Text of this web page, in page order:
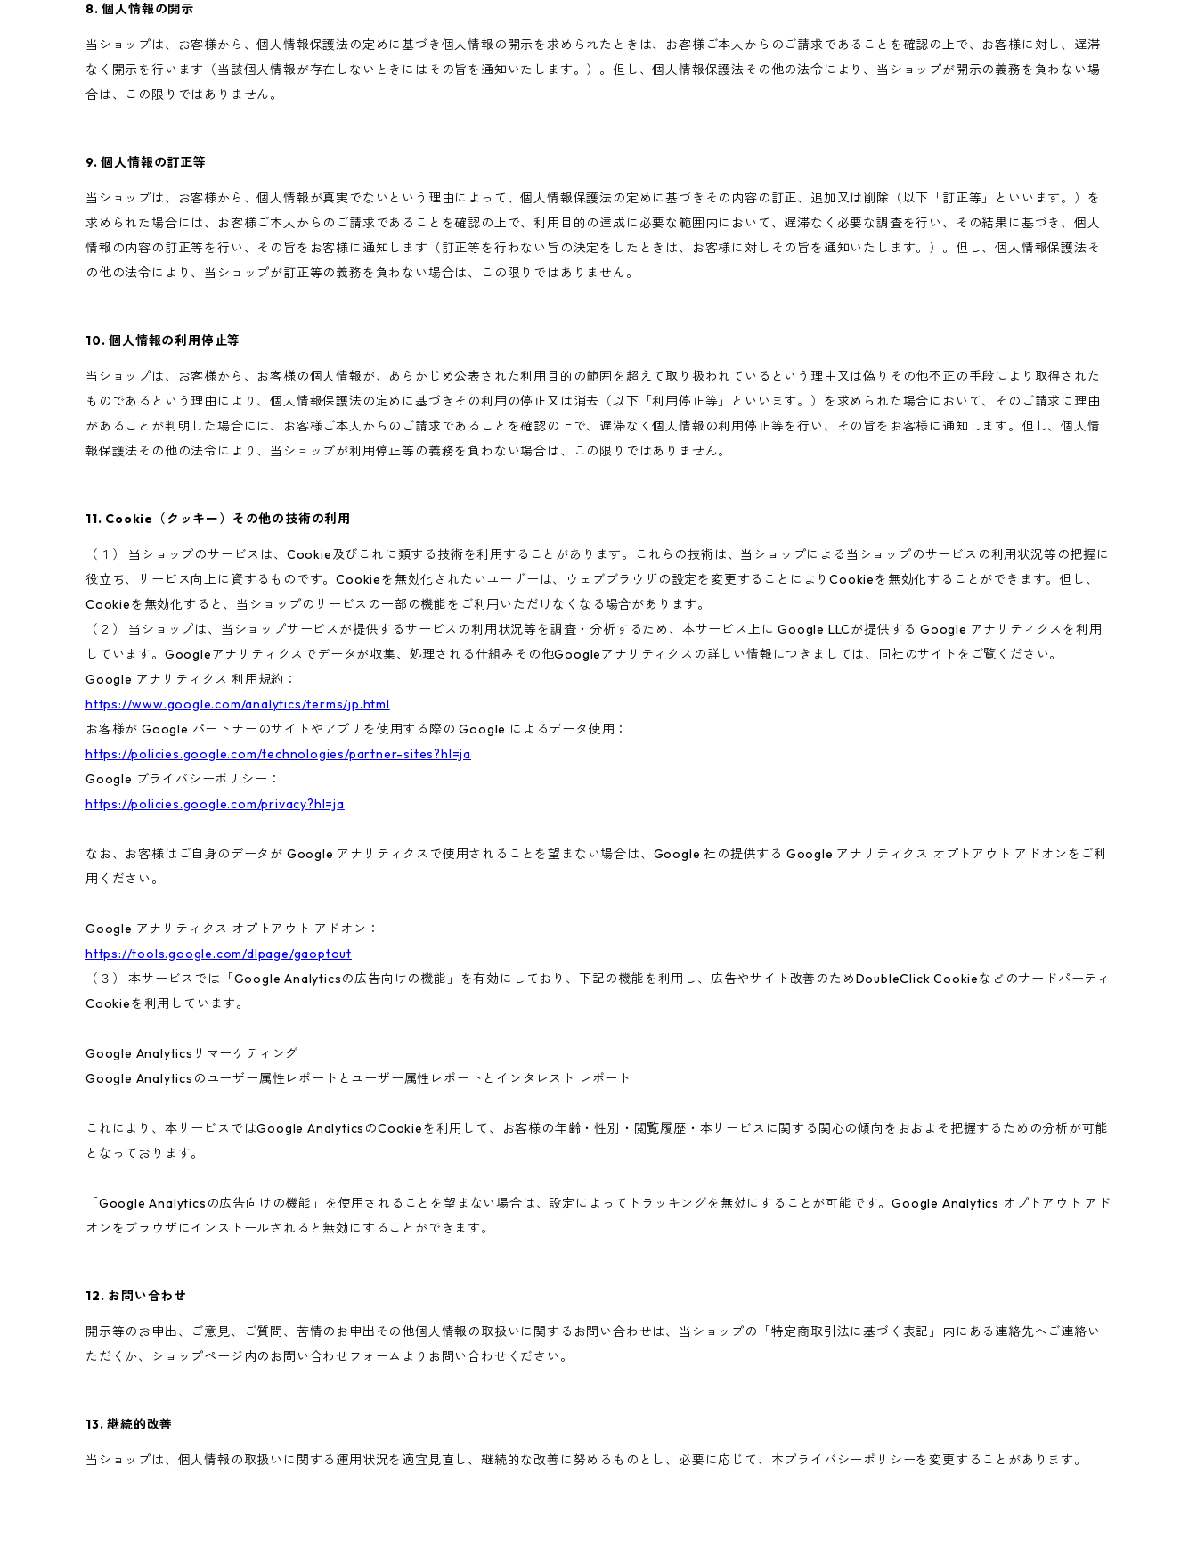
8. 個人情報の開示
当ショップは、お客様から、個人情報保護法の定めに基づき個人情報の開示を求められたときは、お客様ご本人からのご請求であることを確認の上で、お客様に対し、遅滞
なく開示を行います（当該個人情報が存在しないときにはその旨を通知いたします。）。但し、個人情報保護法その他の法令により、当ショップが開示の義務を負わない場
合は、この限りではありません。
9. 個人情報の訂正等
当ショップは、お客様から、個人情報が真実でないという理由によって、個人情報保護法の定めに基づきその内容の訂正、追加又は削除（以下「訂正等」といいます。）を
求められた場合には、お客様ご本人からのご請求であることを確認の上で、利用目的の達成に必要な範囲内において、遅滞なく必要な調査を行い、その結果に基づき、個人
情報の内容の訂正等を行い、その旨をお客様に通知します（訂正等を行わない旨の決定をしたときは、お客様に対しその旨を通知いたします。）。但し、個人情報保護法そ
の他の法令により、当ショップが訂正等の義務を負わない場合は、この限りではありません。
10. 個人情報の利用停止等
当ショップは、お客様から、お客様の個人情報が、あらかじめ公表された利用目的の範囲を超えて取り扱われているという理由又は偽りその他不正の手段により取得された
ものであるという理由により、個人情報保護法の定めに基づきその利用の停止又は消去（以下「利用停止等」といいます。）を求められた場合において、そのご請求に理由
があることが判明した場合には、お客様ご本人からのご請求であることを確認の上で、遅滞なく個人情報の利用停止等を行い、その旨をお客様に通知します。但し、個人情
報保護法その他の法令により、当ショップが利用停止等の義務を負わない場合は、この限りではありません。
11. Cookie（クッキー）その他の技術の利用
（１） 当ショップのサービスは、Cookie及びこれに類する技術を利用することがあります。これらの技術は、当ショップによる当ショップのサービスの利用状況等の把握に
役立ち、サービス向上に資するものです。Cookieを無効化されたいユーザーは、ウェブブラウザの設定を変更することによりCookieを無効化することができます。但し、
Cookieを無効化すると、当ショップのサービスの一部の機能をご利用いただけなくなる場合があります。
（２） 当ショップは、当ショップサービスが提供するサービスの利用状況等を調査・分析するため、本サービス上に Google LLCが提供する Google アナリティクスを利用
しています。Googleアナリティクスでデータが収集、処理される仕組みその他Googleアナリティクスの詳しい情報につきましては、同社のサイトをご覧ください。
Google アナリティクス 利用規約：
https://www.google.com/analytics/terms/jp.html
お客様が Google パートナーのサイトやアプリを使用する際の Google によるデータ使用：
https://policies.google.com/technologies/partner-sites?hl=ja
Google プライバシーポリシー：
https://policies.google.com/privacy?hl=ja
なお、お客様はご自身のデータが Google アナリティクスで使用されることを望まない場合は、Google 社の提供する Google アナリティクス オプトアウト アドオンをご利
用ください。
Google アナリティクス オプトアウト アドオン：
https://tools.google.com/dlpage/gaoptout
（３） 本サービスでは「Google Analyticsの広告向けの機能」を有効にしており、下記の機能を利用し、広告やサイト改善のためDoubleClick Cookieなどのサードパーティ
Cookieを利用しています。
Google Analyticsリマーケティング
Google Analyticsのユーザー属性レポートとユーザー属性レポートとインタレスト レポート
これにより、本サービスではGoogle AnalyticsのCookieを利用して、お客様の年齢・性別・閲覧履歴・本サービスに関する関心の傾向をおおよそ把握するための分析が可能
となっております。
「Google Analyticsの広告向けの機能」を使用されることを望まない場合は、設定によってトラッキングを無効にすることが可能です。Google Analytics オプトアウト アド
オンをブラウザにインストールされると無効にすることができます。
12. お問い合わせ
開示等のお申出、ご意見、ご質問、苦情のお申出その他個人情報の取扱いに関するお問い合わせは、当ショップの「特定商取引法に基づく表記」内にある連絡先へご連絡い
ただくか、ショップページ内のお問い合わせフォームよりお問い合わせください。
13. 継続的改善
当ショップは、個人情報の取扱いに関する運用状況を適宜見直し、継続的な改善に努めるものとし、必要に応じて、本プライバシーポリシーを変更することがあります。